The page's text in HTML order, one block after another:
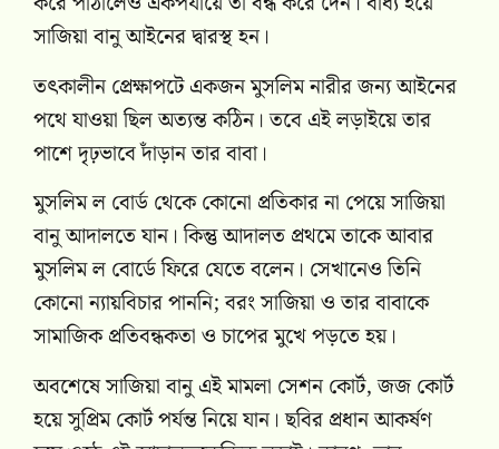
সাজিয়া বানু আইনের দ্বারস্থ হন।
তৎকালীন প্রেক্ষাপটে একজন মুসলিম নারীর জন্য আইনের
পথে যাওয়া ছিল অত্যন্ত কঠিন। তবে এই লড়াইয়ে তার
পাশে দৃঢ়ভাবে দাঁড়ান তার বাবা।
মুসলিম ল বোর্ড থেকে কোনো প্রতিকার না পেয়ে সাজিয়া
বানু আদালতে যান। কিন্তু আদালত প্রথমে তাকে আবার
মুসলিম ল বোর্ডে ফিরে যেতে বলেন। সেখানেও তিনি
কোনো ন্যায়বিচার পাননি; বরং সাজিয়া ও তার বাবাকে
সামাজিক প্রতিবন্ধকতা ও চাপের মুখে পড়তে হয়।
অবশেষে সাজিয়া বানু এই মামলা সেশন কোর্ট, জজ কোর্ট
হয়ে সুপ্রিম কোর্ট পর্যন্ত নিয়ে যান। ছবির প্রধান আকর্ষণ